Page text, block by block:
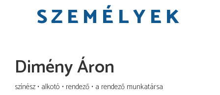
SZEMÉLYEK
Dimény Áron
színész alkotó rendező a rendező munkatársa